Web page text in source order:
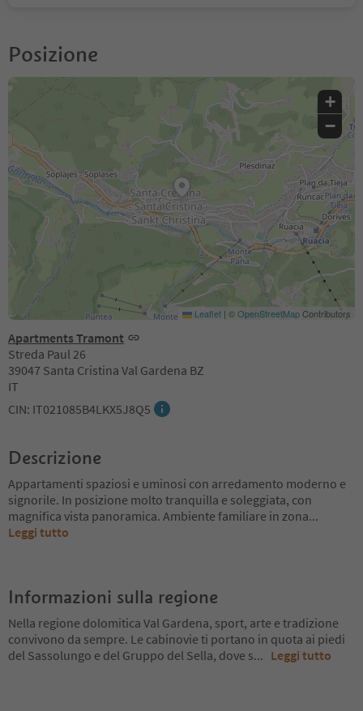
Posizione
Apartments Tramont
Streda Paul 26
39047 Santa Cristina Val Gardena BZ
IT
CIN: IT021085B4LKX5J8Q5
+
−
Leaflet | ©OpenStreetMapContributors
Descrizione
Appartamenti spaziosi e uminosi con arredamento moderno e
signorile. In posizione molto tranquilla e soleggiata, con
magnifica vista panoramica. Ambiente familiare in zona...
Leggi tutto
Informazioni sulla regione
Nella regione dolomitica Val Gardena, sport, arte e tradizione
convivono da sempre. Le cabinovie ti portano in quota ai piedi
del Sassolungo e del Gruppo del Sella, dove s... Leggi tutto